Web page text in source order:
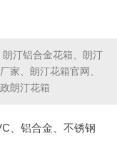
汀铝合金花箱、朗汀
家、朗汀花箱官网、
朗汀花箱
、铝合金、不锈钢